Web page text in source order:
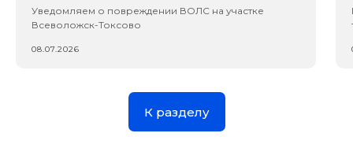
Уведомляем о повреждении ВОЛС на участке
Всеволожск-Токсово
08.07.2026
К разделу